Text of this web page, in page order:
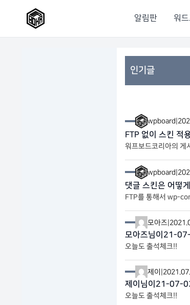
알림판 워
인기글
wpboard
FTP 없이 스킨 적
워프보드코리아의 게시판 스킨은 플러
wpboard
댓글 스킨은 어떻
FTP를 통해서 wp-content >
모아즈
모아즈님이21-
오늘도 출석체크!!
제이
제이님이21-07-
오늘도 출석체크!!